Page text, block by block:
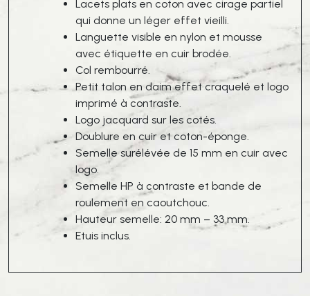
Lacets plats en coton avec cirage partiel
qui donne un léger effet vieilli.
Languette visible en nylon et mousse
avec étiquette en cuir brodée.
Col rembourré.
Petit talon en daim effet craquelé et logo
imprimé à contraste.
Logo jacquard sur les cotés.
Doublure en cuir et coton-éponge.
Semelle surélévée de 15 mm en cuir avec
logo.
Semelle HP à contraste et bande de
roulement en caoutchouc.
Hauteur semelle: 20 mm – 33 mm.
Etuis inclus.